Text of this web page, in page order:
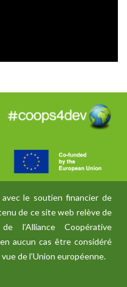
le soutien financier de
de ce site web relève de
l’Alliance Coopérative
aucun cas être considéré
de l’Union européenne.